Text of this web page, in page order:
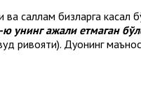
саллам бизларга касал
унинг ажали етмаган
ривояти). Дуонинг